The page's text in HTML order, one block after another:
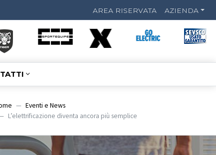
AREA RISERVATA AZIENDA
Eventi e News
L’elettrificazione diventa ancora più semplice